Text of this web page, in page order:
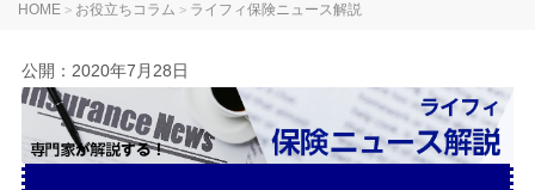
HOME > お役立ちコラム > ライフィ保険ニュース解説
公開： 2020年7月28日